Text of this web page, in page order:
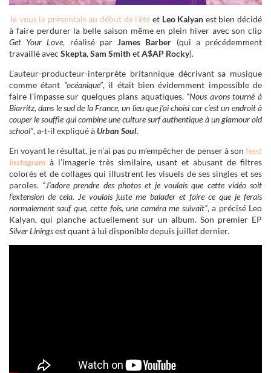
Je vous le présentais au début de l’été et Leo Kalyan est bien décidé
à faire perdurer la belle saison même en plein hiver avec son clip
Get Your Love, réalisé parJames Barber (qui a précédemment
travaillé avec Skepta,Sam SmithetA$AP Rocky).
L’auteur-producteur-interprète britannique décrivant sa musique
comme étant “océanique”, il était bien évidemment impossible de
faire l’impasse sur quelques plans aquatiques. “Nous avons tourné à
Biarritz, dans le sud de la France, un lieu que j’ai choisi car c’est un endroit à
couper le souffle qui combine une culture surf authentique à un glamour old
school”, a-t-il expliqué àUrban Soul.
En voyant le résultat, je n’ai pas pu m’empêcher de penser à son feed
Instagram à l’imagerie très similaire, usant et abusant de filtres
colorés et de collages qui illustrent les visuels de ses singles et ses
paroles. “J’adore prendre des photos et je voulais que cette vidéo soit
l’extension de cela. Je voulais juste me balader et faire ce que je ferais
normalement sauf que, cette fois, une caméra me suivait”, a précisé Leo
Kalyan, qui planche actuellement sur un album. Son premier EP
Silver Liningsest quant à lui disponible depuis juillet dernier.